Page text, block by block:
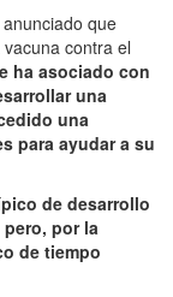
que
contra el
ha asociado con
una
una
para ayudar a su
de desarrollo
por la
de tiempo